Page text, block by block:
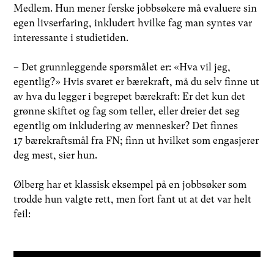
Medlem. Hun mener ferske jobbsøkere må evaluere sin
egen livserfaring, inkludert hvilke fag man syntes var
interessante i studietiden.
– Det grunnleggende spørsmålet er: «Hva vil jeg,
egentlig?» Hvis svaret er bærekraft, må du selv finne ut
av hva du legger i begrepet bærekraft: Er det kun det
grønne skiftet og fag som teller, eller dreier det seg
egentlig om inkludering av mennesker? Det finnes
17 bærekraftsmål fra FN; finn ut hvilket som engasjerer
deg mest, sier hun.
Ølberg har et klassisk eksempel på en jobbsøker som
trodde hun valgte rett, men fort fant ut at det var helt
feil: